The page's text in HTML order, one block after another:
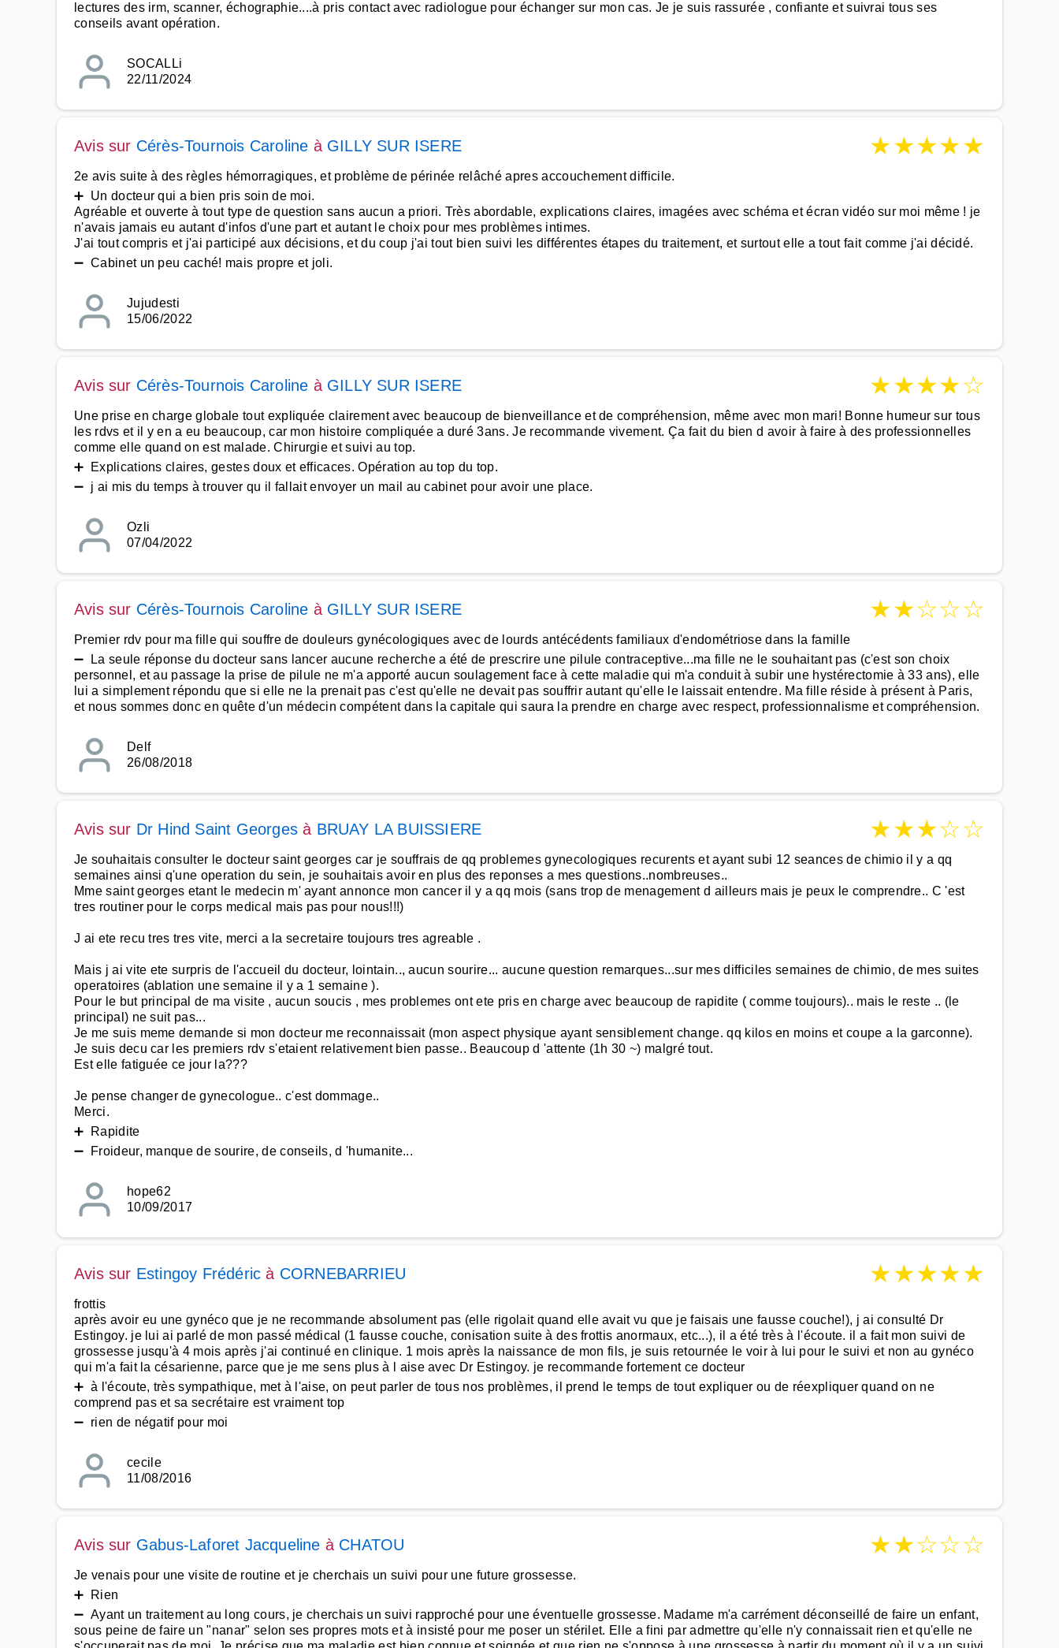
lectures des irm, scanner, échographie....à pris contact avec radiologue pour échanger sur mon cas. Je je suis rassurée , confiante et suivrai tous ses
conseils avant opération.
SOCALLi
22/11/2024
Avis sur Cérès-Tournois Caroline à GILLY SUR ISERE ★★★★★
2e avis suite à des règles hémorragiques, et problème de périnée relâché apres accouchement difficile.
➕ Un docteur qui a bien pris soin de moi.
Agréable et ouverte à tout type de question sans aucun a priori. Très abordable, explications claires, imagées avec schéma et écran vidéo sur moi même ! je
n'avais jamais eu autant d'infos d'une part et autant le choix pour mes problèmes intimes.
J'ai tout compris et j'ai participé aux décisions, et du coup j'ai tout bien suivi les différentes étapes du traitement, et surtout elle a tout fait comme j'ai décidé.
➖ Cabinet un peu caché! mais propre et joli.
Jujudesti
15/06/2022
Avis sur Cérès-Tournois Caroline à GILLY SUR ISERE ★★★★☆
Une prise en charge globale tout expliquée clairement avec beaucoup de bienveillance et de compréhension, même avec mon mari! Bonne humeur sur tous
les rdvs et il y en a eu beaucoup, car mon histoire compliquée a duré 3ans. Je recommande vivement. Ça fait du bien d avoir à faire à des professionnelles
comme elle quand on est malade. Chirurgie et suivi au top.
➕ Explications claires, gestes doux et efficaces. Opération au top du top.
➖ j ai mis du temps à trouver qu il fallait envoyer un mail au cabinet pour avoir une place.
Ozli
07/04/2022
Avis sur Cérès-Tournois Caroline à GILLY SUR ISERE ★★☆☆☆
Premier rdv pour ma fille qui souffre de douleurs gynécologiques avec de lourds antécédents familiaux d'endométriose dans la famille
➖ La seule réponse du docteur sans lancer aucune recherche a été de prescrire une pilule contraceptive...ma fille ne le souhaitant pas (c'est son choix
personnel, et au passage la prise de pilule ne m'a apporté aucun soulagement face à cette maladie qui m'a conduit à subir une hystérectomie à 33 ans), elle
lui a simplement répondu que si elle ne la prenait pas c'est qu'elle ne devait pas souffrir autant qu'elle le laissait entendre. Ma fille réside à présent à Paris,
et nous sommes donc en quête d'un médecin compétent dans la capitale qui saura la prendre en charge avec respect, professionnalisme et compréhension.
Delf
26/08/2018
Avis sur Dr Hind Saint Georges à BRUAY LA BUISSIERE ★★★☆☆
Je souhaitais consulter le docteur saint georges car je souffrais de qq problemes gynecologiques recurents et ayant subi 12 seances de chimio il y a qq
semaines ainsi q'une operation du sein, je souhaitais avoir en plus des reponses a mes questions..nombreuses..
Mme saint georges etant le medecin m' ayant annonce mon cancer il y a qq mois (sans trop de menagement d ailleurs mais je peux le comprendre.. C 'est
tres routiner pour le corps medical mais pas pour nous!!!)
J ai ete recu tres tres vite, merci a la secretaire toujours tres agreable .
Mais j ai vite ete surpris de l'accueil du docteur, lointain.., aucun sourire... aucune question remarques...sur mes difficiles semaines de chimio, de mes suites
operatoires (ablation une semaine il y a 1 semaine ).
Pour le but principal de ma visite , aucun soucis , mes problemes ont ete pris en charge avec beaucoup de rapidite ( comme toujours).. mais le reste .. (le
principal) ne suit pas...
Je me suis meme demande si mon docteur me reconnaissait (mon aspect physique ayant sensiblement change. qq kilos en moins et coupe a la garconne).
Je suis decu car les premiers rdv s'etaient relativement bien passe.. Beaucoup d 'attente (1h 30 ~) malgré tout.
Est elle fatiguée ce jour la???
Je pense changer de gynecologue.. c'est dommage..
Merci.
➕ Rapidite
➖ Froideur, manque de sourire, de conseils, d 'humanite...
hope62
10/09/2017
Avis sur Estingoy Frédéric à CORNEBARRIEU ★★★★★
frottis
après avoir eu une gynéco que je ne recommande absolument pas (elle rigolait quand elle avait vu que je faisais une fausse couche!), j ai consulté Dr
Estingoy. je lui ai parlé de mon passé médical (1 fausse couche, conisation suite à des frottis anormaux, etc...), il a été très à l'écoute. il a fait mon suivi de
grossesse jusqu'à 4 mois après j'ai continué en clinique. 1 mois après la naissance de mon fils, je suis retournée le voir à lui pour le suivi et non au gynéco
qui m'a fait la césarienne, parce que je me sens plus à l aise avec Dr Estingoy. je recommande fortement ce docteur
➕ à l'écoute, très sympathique, met à l'aise, on peut parler de tous nos problèmes, il prend le temps de tout expliquer ou de réexpliquer quand on ne
comprend pas et sa secrétaire est vraiment top
➖ rien de négatif pour moi
cecile
11/08/2016
Avis sur Gabus-Laforet Jacqueline à CHATOU ★★☆☆☆
Je venais pour une visite de routine et je cherchais un suivi pour une future grossesse.
➕ Rien
➖ Ayant un traitement au long cours, je cherchais un suivi rapproché pour une éventuelle grossesse. Madame m'a carrément déconseillé de faire un enfant,
sous peine de faire un "nanar" selon ses propres mots et à insisté pour me poser un stérilet. Elle a fini par admettre qu'elle n'y connaissait rien et qu'elle ne